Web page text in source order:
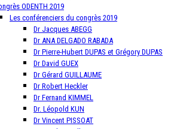
ODENTH 2019
Les conférenciers du congrès 2019
Dr Jacques ABEGG
Dr ANA DELGADO RABADA
Dr Pierre-Hubert DUPAS et Grégory DUPAS
Dr David GUEX
Dr Gérard GUILLAUME
Dr Robert Heckler
Dr Fernand KIMMEL
Dr. Léopold KUN
Dr Vincent PISSOAT